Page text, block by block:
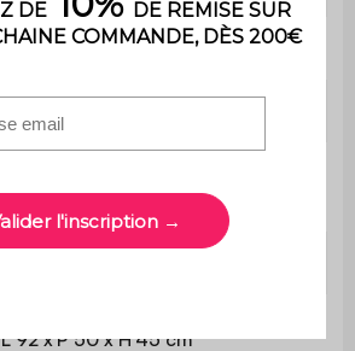
Usage domestique uniquement
son emballage d'origine
L 92 x P 50 x H 45 cm